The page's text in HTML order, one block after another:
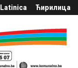
Latinica Ћирилица